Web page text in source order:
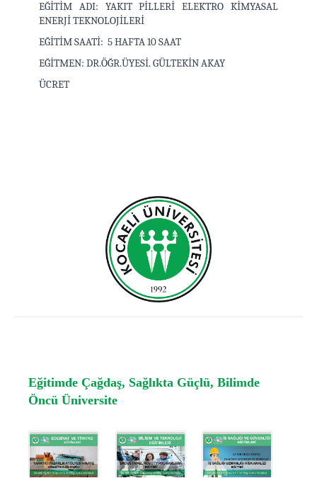
EĞİTİM ADI: YAKIT PİLLERİ ELEKTRO KİMYASAL
ENERJİ TEKNOLOJİLERİ
EĞİTİM SAATİ: 5 HAFTA 10 SAAT
EĞİTMEN: DR.ÖĞR.ÜYESİ. GÜLTEKİN AKAY
ÜCRET
Eğitimde Çağdaş, Sağlıkta Güçlü, Bilimde
Öncü Üniversite